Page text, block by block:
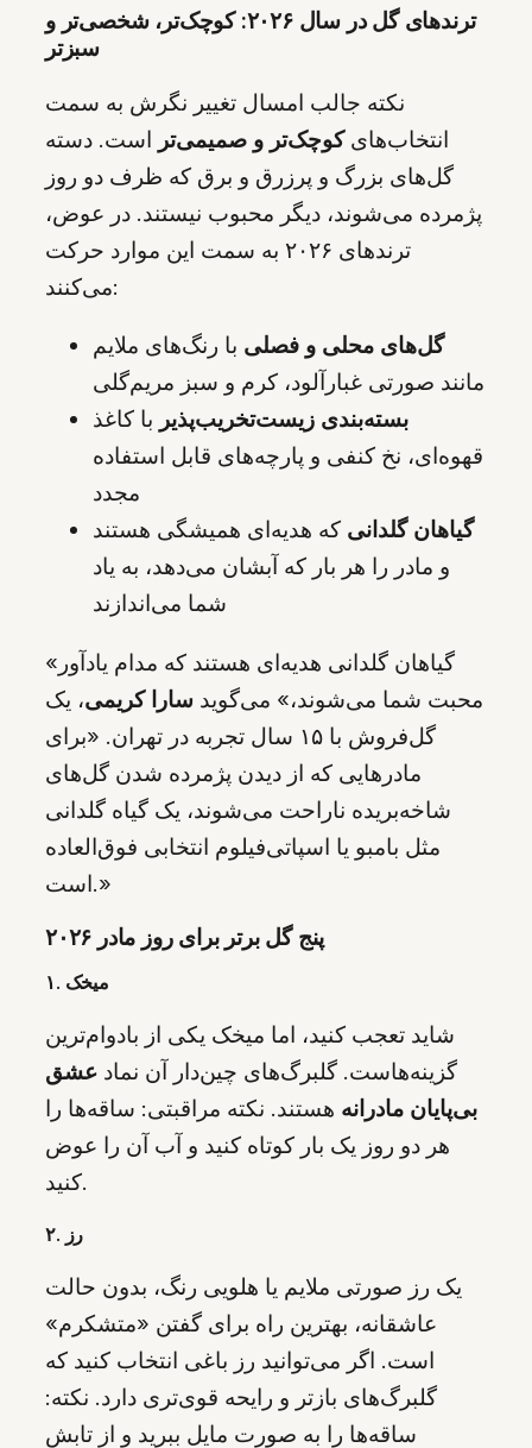
ترندهای گل در سال ۲۰۲۶: کوچک‌تر، شخصی‌تر و
سبزتر
نکته جالب امسال تغییر نگرش به سمت
انتخاب‌هایکوچک‌تر و صمیمی‌تر است. دسته
گل‌های بزرگ و پرزرق و برق که ظرف دو روز
پژمرده می‌شوند، دیگر محبوب نیستند. در عوض،
ترندهای ۲۰۲۶ به سمت این موارد حرکت
می‌کنند:
گل‌های محلی و فصلی با رنگ‌های ملایم
مانند صورتی غبارآلود، کرم و سبز مریم‌گلی
بسته‌بندی زیست‌تخریب‌پذیر با کاغذ
قهوه‌ای، نخ کنفی و پارچه‌های قابل استفاده
مجدد
گیاهان گلدانی که هدیه‌ای همیشگی هستند
و مادر را هر بار که آبشان می‌دهد، به یاد
شما می‌اندازند
«گیاهان گلدانی هدیه‌ای هستند که مدام یادآور
محبت شما می‌شوند،» می‌گوید سارا کریمی، یک
گل‌فروش با ۱۵ سال تجربه در تهران. «برای
مادرهایی که از دیدن پژمرده شدن گل‌های
شاخه‌بریده ناراحت می‌شوند، یک گیاه گلدانی
مثل بامبو یا اسپاتی‌فیلوم انتخابی فوق‌العاده
است.»
پنج گل برتر برای روز مادر ۲۰۲۶
۱. میخک
شاید تعجب کنید، اما میخک یکی از بادوام‌ترین
گزینه‌هاست. گلبرگ‌های چین‌دار آن نماد عشق
بی‌پایان مادرانه هستند. نکته مراقبتی: ساقه‌ها را
هر دو روز یک بار کوتاه کنید و آب آن را عوض
کنید.
۲. رز
یک رز صورتی ملایم یا هلویی رنگ، بدون حالت
عاشقانه‌، بهترین راه برای گفتن «متشکرم»
است. اگر می‌توانید رز باغی انتخاب کنید که
گلبرگ‌های بازتر و رایحه قوی‌تری دارد. نکته:
ساقه‌ها را به صورت مایل ببرید و از تابش